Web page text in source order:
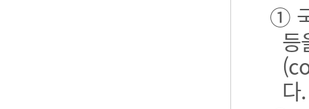
①
등
다.